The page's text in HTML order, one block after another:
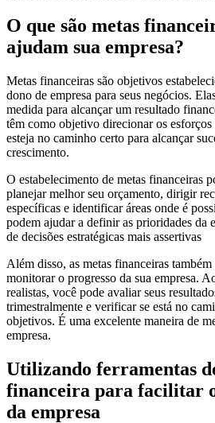
O que são metas
ajudam sua empresa?
Metas financeiras são objetivos
dono de empresa para seus negócios.
medida para alcançar um resultado
têm como objetivo direcionar os esforços
esteja no caminho certo para alcançar
crescimento.
O estabelecimento de metas financeiras
planejar melhor seu orçamento, dirigir
específicas e identificar áreas onde é
podem ajudar a definir as prioridades da
de decisões estratégicas mais assertivas
Além disso, as metas financeiras também
monitorar o progresso da sua empresa.
realistas, você pode avaliar seus
trimestralmente e verificar se está no
objetivos. É uma excelente maneira de
empresa.
Utilizando ferramentas
financeira para facilitar
da empresa